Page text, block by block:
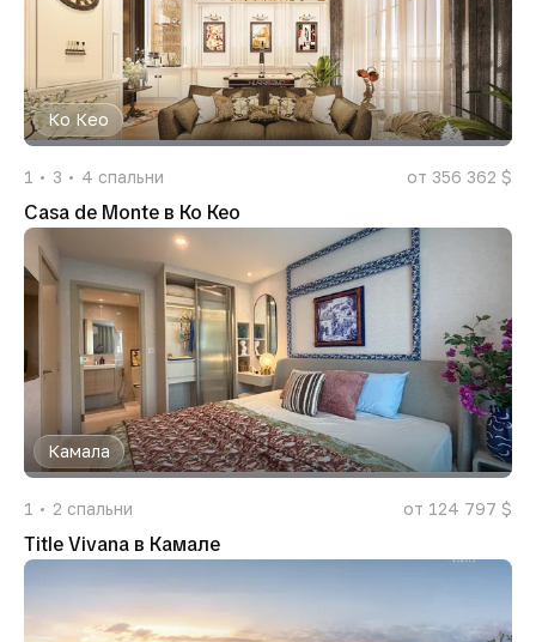
Ко Кео
1 3 4 спальни от 356 362 $
Casa de Monte в Ко Кео
Камала
1 2 спальни от 124 797 $
Title Vivana в Камале